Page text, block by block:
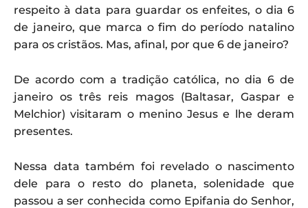
respeito à data para guardar os enfeites, o dia 6
de janeiro, que marca o fim do período natalino
para os cristãos. Mas, afinal, por que 6 de janeiro?
De acordo com a tradição católica, no dia 6 de
janeiro os três reis magos (Baltasar, Gaspar e
Melchior) visitaram o menino Jesus e lhe deram
presentes.
Nessa data também foi revelado o nascimento
dele para o resto do planeta, solenidade que
passou a ser conhecida como Epifania do Senhor,